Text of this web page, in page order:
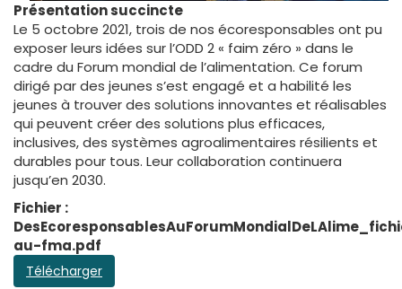
Présentation succincte
Le 5 octobre 2021, trois de nos écoresponsables ont pu
exposer leurs idées sur l’ODD 2 « faim zéro » dans le
cadre du Forum mondial de l’alimentation. Ce forum
dirigé par des jeunes s’est engagé et a habilité les
jeunes à trouver des solutions innovantes et réalisables
qui peuvent créer des solutions plus efficaces,
inclusives, des systèmes agroalimentaires résilients et
durables pour tous. Leur collaboration continuera
jusqu’en 2030.
Fichier :
au-fma.pdf
Télécharger